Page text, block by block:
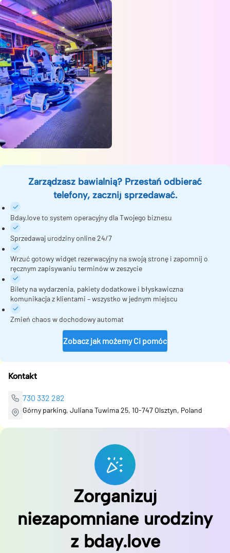
Zarządzasz bawialnią? Przestań odbierać
telefony, zacznij sprzedawać.
Bday.love to system operacyjny dla Twojego biznesu
Sprzedawaj urodziny online 24/7
Wrzuć gotowy widget rezerwacyjny na swoją stronę i zapomnij o
ręcznym zapisywaniu terminów w zeszycie
Bilety na wydarzenia, pakiety dodatkowe i błyskawiczna
komunikacja z klientami – wszystko w jednym miejscu
Zmień chaos w dochodowy automat
Zobacz jak możemy Ci pomóc
Kontakt
730 332 282
Górny parking, Juliana Tuwima 25, 10-747 Olsztyn, Poland
Zorganizuj
niezapomniane urodziny
z bday.love